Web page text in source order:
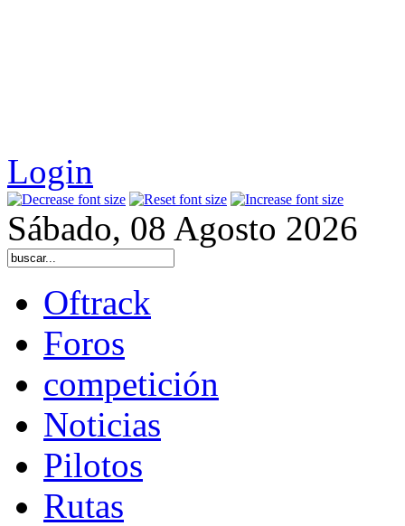
Login
Sábado, 08 Agosto 2026
Oftrack
Foros
competición
Noticias
Pilotos
Rutas